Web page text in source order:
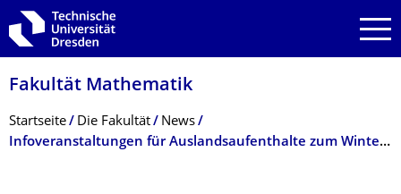
Zur Hauptnavigation springen
Zur Suche springen
Zum Inhalt springen
Fakultät Mathematik
Breadcrumb-Menü
Startseite Die Fakultät
News
Infoveranstaltungen für Auslandsaufenthalte zum Wintersemester 2024 - 25